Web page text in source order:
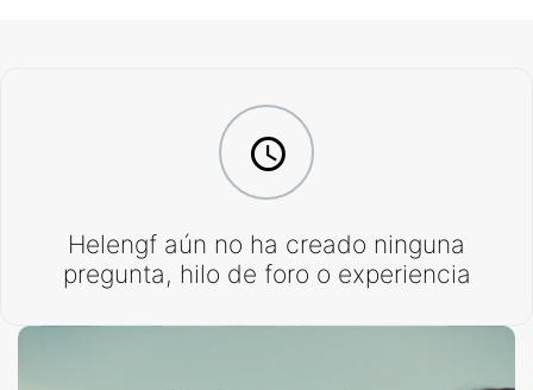
Helengf aún no ha creado ninguna
pregunta, hilo de foro o experiencia